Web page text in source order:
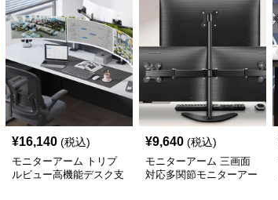
¥16,140 (税込)
モニターアーム トリプ
ルビュー高機能デスク支
¥9,640 (税込)
モニターアーム 三画面
対応多関節モニターアー